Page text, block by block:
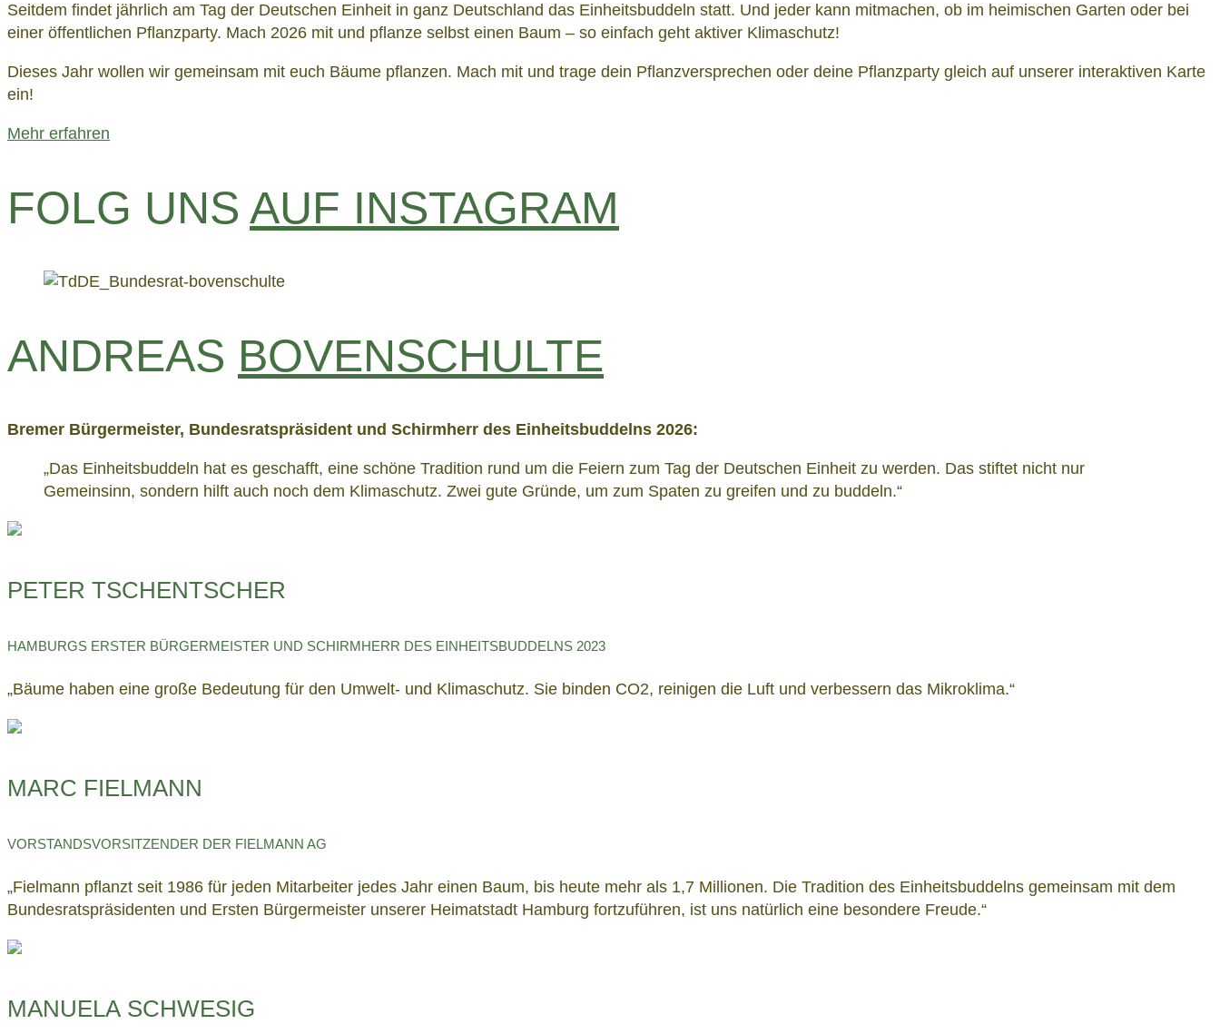
Seitdem findet jährlich am Tag der Deutschen Einheit in ganz Deutschland das Einheitsbuddeln statt. Und jeder kann mitmachen, ob im heimischen Garten oder bei
einer öffentlichen Pflanzparty. Mach 2026 mit und pflanze selbst einen Baum – so einfach geht aktiver Klimaschutz!
Dieses Jahr wollen wir gemeinsam mit euch Bäume pflanzen. Mach mit und trage dein Pflanzversprechen oder deine Pflanzparty gleich auf unserer interaktiven Karte
ein!
Mehr erfahren
FOLG UNS AUF INSTAGRAM
ANDREAS BOVENSCHULTE
Bremer Bürgermeister, Bundesratspräsident und Schirmherr des Einheitsbuddelns 2026:
„Das Einheitsbuddeln hat es geschafft, eine schöne Tradition rund um die Feiern zum Tag der Deutschen Einheit zu werden. Das stiftet nicht nur
Gemeinsinn, sondern hilft auch noch dem Klimaschutz. Zwei gute Gründe, um zum Spaten zu greifen und zu buddeln.“
PETER TSCHENTSCHER
HAMBURGS ERSTER BÜRGERMEISTER UND SCHIRMHERR DES EINHEITSBUDDELNS 2023
„Bäume haben eine große Bedeutung für den Umwelt- und Klimaschutz. Sie binden CO2, reinigen die Luft und verbessern das Mikroklima.“
MARC FIELMANN
VORSTANDSVORSITZENDER DER FIELMANN AG
„Fielmann pflanzt seit 1986 für jeden Mitarbeiter jedes Jahr einen Baum, bis heute mehr als 1,7 Millionen. Die Tradition des Einheitsbuddelns gemeinsam mit dem
Bundesratspräsidenten und Ersten Bürgermeister unserer Heimatstadt Hamburg fortzuführen, ist uns natürlich eine besondere Freude.“
MANUELA SCHWESIG